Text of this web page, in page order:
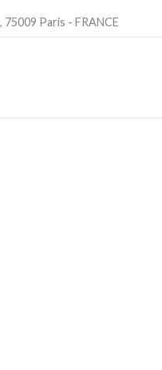
75009 Paris - FRANCE